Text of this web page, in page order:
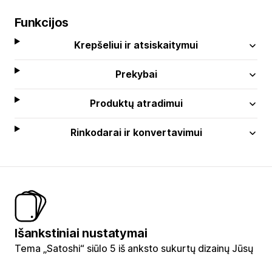
Funkcijos
Krepšeliui ir atsiskaitymui
Prekybai
Produktų atradimui
Rinkodarai ir konvertavimui
Išankstiniai nustatymai
Tema „Satoshi“ siūlo 5 iš anksto sukurtų dizainų Jūsų